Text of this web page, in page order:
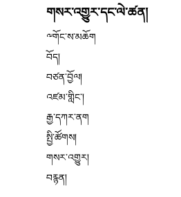
གསར་འགྱུར་དང་ལེ་ཚན།
༸གོང་ས་མཆོག
བོད།
བཙན་བྱོལ།
འཛམ་གླིང༌།
རྒྱ་དཀར་ནག
སྤྱི་ཚོགས།
གསར་འགྱུར།
བརྙན།